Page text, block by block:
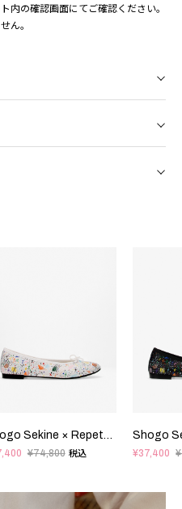
の確認画面にてご確認ください。
ん。
Shogo Sekine × Repetto - Cendrillon Haute バレエフラット - ラバーソール - EUサイズ
¥74,800 税込 ¥37,400